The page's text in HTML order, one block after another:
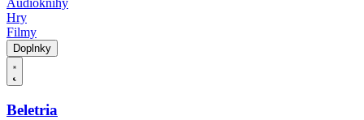
Audioknihy
Hry
Filmy
Doplnky
Beletria